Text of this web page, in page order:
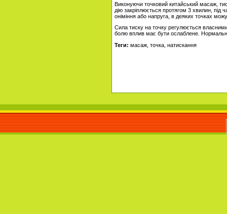
Виконуючи точковий китайський масаж,
дію закріплюється протягом 3 хвилин, під
оніміння або напруга, в деяких точках
Сила тиску на точку регулюється
болю вплив має бути ослаблене. Нормальні
Теги: масаж, точка, натискання